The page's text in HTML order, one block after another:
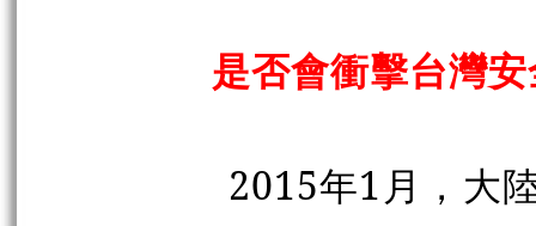
是否會衝擊台灣
2015年1月，大